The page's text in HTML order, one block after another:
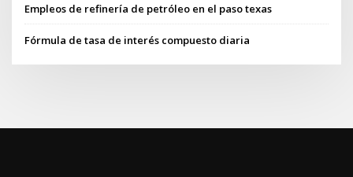
Empleos de refinería de petróleo en el paso texas
Fórmula de tasa de interés compuesto diaria